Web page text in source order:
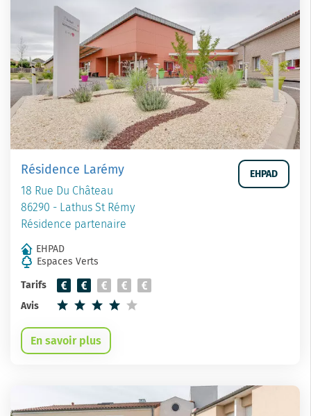
Résidence Larémy
18 Rue Du Château
86290 - Lathus St Rémy
Résidence partenaire
EHPAD
EHPAD
Espaces Verts
Tarifs
Avis
En savoir plus